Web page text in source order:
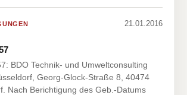
21.01.2016
BDO Technik- und Umweltconsulting
Georg-Glock-Straße 8, 40474
Nach Berichtigung des Geb.-Datums